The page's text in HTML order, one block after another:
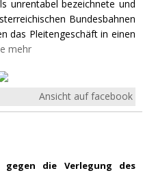
unrentabel bezeichnete und
Bundesbahnen
das Pleitengeschäft in einen
mehr
Ansicht auf facebook
gegen die Verlegung des